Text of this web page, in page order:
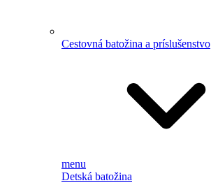
Cestovná batožina a príslušenstvo
menu
Detská batožina